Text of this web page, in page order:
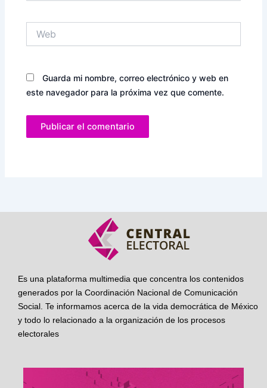
Guarda mi nombre, correo electrónico y web en
este navegador para la próxima vez que comente.
Es una plataforma multimedia que concentra los contenidos
generados por la Coordinación Nacional de Comunicación
Social. Te informamos acerca de la vida democrática de México
y todo lo relacionado a la organización de los procesos
electorales